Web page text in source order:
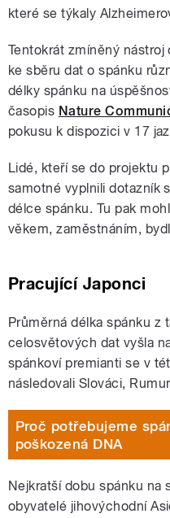
které se týkaly
Tentokrát zmíněný
ke sběru dat o spánku
délky spánku na
časopis Nature
pokusu k dispozici v 17
Lidé, kteří se do projektu
samotné vyplnili dotazník
délce spánku. Tu pak
věkem, zaměstnáním,
Pracující Japonci
Průměrná délka spánku z
celosvětových dat vyšla
spánkoví premianti se v
následovali Slováci,
Proč potřebujeme
poškozená DNA
Nejkratší dobu spánku na
obyvatelé jihovýchodní